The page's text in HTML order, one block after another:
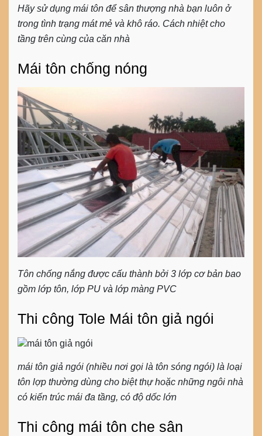
Hãy sử dụng mái tôn để sân thượng nhà bạn luôn ở
trong tình trạng mát mẻ và khô ráo. Cách nhiệt cho
tầng trên cùng của căn nhà
Mái tôn chống nóng
Tôn chống nắng được cấu thành bởi 3 lớp cơ bản bao
gồm lớp tôn, lớp PU và lớp màng PVC
Thi công Tole Mái tôn giả ngói
mái tôn giả ngói (nhiều nơi gọi là tôn sóng ngói) là loại
tôn lợp thường dùng cho biệt thự hoặc những ngôi nhà
có kiến trúc mái đa tầng, có độ dốc lớn
Thi công mái tôn che sân